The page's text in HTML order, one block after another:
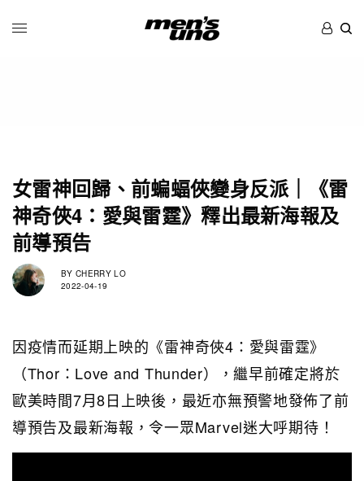
女雷神回歸、前蝙蝠俠變身反派｜《雷
神奇俠4：愛與雷霆》釋出最新海報及
前導預告
BY CHERRY LO
2022-04-19
因疫情而延期上映的《雷神奇俠4：愛與雷霆》
（Thor：Love and Thunder），繼早前確定將於
歐美時間7月8日上映後，最近亦無預警地發佈了前
導預告及最新海報，令一眾Marvel迷大呼期待！